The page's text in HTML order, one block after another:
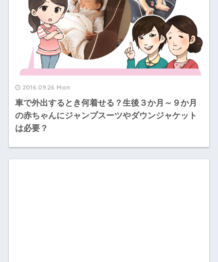
2016.09.26 Mon
車で外出するとき何着せる？生後３か月～９か月
の赤ちゃんにジャンプスーツやダウンジャケット
は必要？